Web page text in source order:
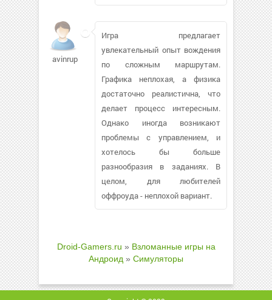
avinrup
Игра предлагает
увлекательный опыт вождения
по сложным маршрутам.
Графика неплохая, а физика
достаточно реалистична, что
делает процесс интересным.
Однако иногда возникают
проблемы с управлением, и
хотелось бы больше
разнообразия в заданиях. В
целом, для любителей
оффроуда - неплохой вариант.
Droid-Gamers.ru » Взломанные игры на
Андроид » Симуляторы